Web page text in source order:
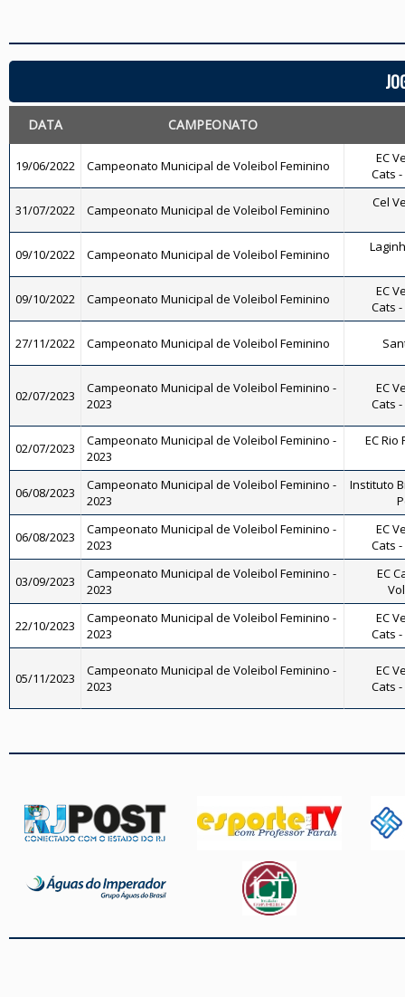
DATA CAMPEONATO
19/06/2022 Campeonato Municipal de Voleibol Feminino
EC
Cats
31/07/2022 Campeonato Municipal de Voleibol Feminino Cel
09/10/2022 Campeonato Municipal de Voleibol Feminino
09/10/2022 Campeonato Municipal de Voleibol Feminino
EC
Cats
27/11/2022 Campeonato Municipal de Voleibol Feminino
02/07/2023
Campeonato Municipal de Voleibol Feminino -
2023
EC
Cats
02/07/2023
Campeonato Municipal de Voleibol Feminino -
2023
EC
06/08/2023
Campeonato Municipal de Voleibol Feminino -
2023
Instituto
06/08/2023
Campeonato Municipal de Voleibol Feminino -
2023
EC
Cats
03/09/2023
Campeonato Municipal de Voleibol Feminino -
2023
EC
22/10/2023
Campeonato Municipal de Voleibol Feminino -
2023
EC
Cats
05/11/2023
Campeonato Municipal de Voleibol Feminino -
2023
EC
Cats